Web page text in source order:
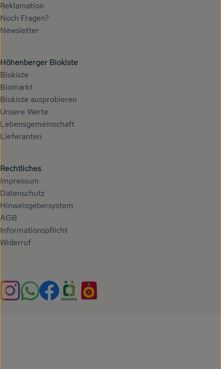
Reklamation
Noch Fragen?
Newsletter
Höhenberger Biokiste
Biokiste
Biomarkt
Biokiste ausprobieren
Unsere Werte
Lebensgemeinschaft
Lieferanten
Rechtliches
Impressum
Datenschutz
Hinweisgebersystem
AGB
Informationspflicht
Widerruf
Externer Link zu https://www.instagram.com/
Externer Link zu https://whatsapp.com/channel/
Externer Link zu https://www.facebook.com/
Externer Link zu https://